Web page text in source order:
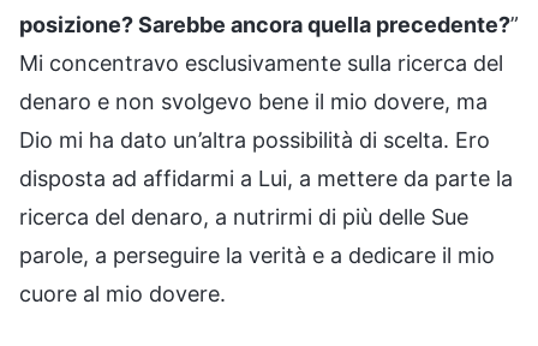
posizione? Sarebbe ancora quella precedente?”
Mi concentravo esclusivamente sulla ricerca del
denaro e non svolgevo bene il mio dovere, ma
Dio mi ha dato un’altra possibilità di scelta. Ero
disposta ad affidarmi a Lui, a mettere da parte la
ricerca del denaro, a nutrirmi di più delle Sue
parole, a perseguire la verità e a dedicare il mio
cuore al mio dovere.